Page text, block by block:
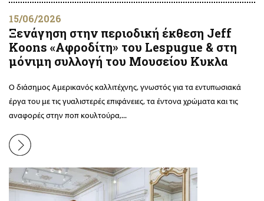
15/06/2026
Ξενάγηση στην περιοδική έκθεση Jeff
Koons «Αφροδίτη» του Lespugue & στη
μόνιμη συλλογή του Μουσείου Κυκλα
Ο διάσημος Αμερικανός καλλιτέχνης, γνωστός για τα εντυπωσιακά
έργα του με τις γυαλιστερές επιφάνειες, τα έντονα χρώματα και τις
αναφορές στην ποπ κουλτούρα,...